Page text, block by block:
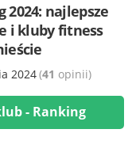
2024: najlepsze
i kluby fitness
2024(41 opinii)
- Ranking